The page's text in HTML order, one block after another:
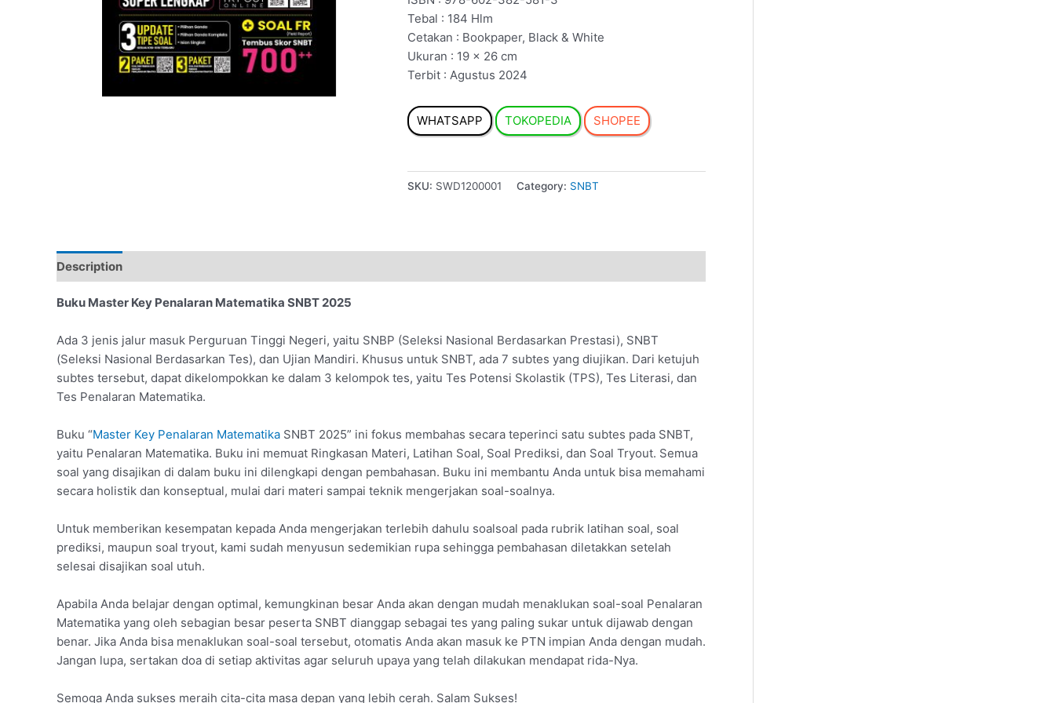
Tebal : 184 Hlm
Cetakan : Bookpaper, Black & White
Ukuran : 19 × 26 cm
Terbit : Agustus 2024
WHATSAPP TOKOPEDIA SHOPEE
SKU: SWD1200001 Category: SNBT
Description
Buku Master Key Penalaran Matematika SNBT 2025
Ada 3 jenis jalur masuk Perguruan Tinggi Negeri, yaitu SNBP (Seleksi Nasional Berdasarkan Prestasi), SNBT
(Seleksi Nasional Berdasarkan Tes), dan Ujian Mandiri. Khusus untuk SNBT, ada 7 subtes yang diujikan. Dari ketujuh
subtes tersebut, dapat dikelompokkan ke dalam 3 kelompok tes, yaitu Tes Potensi Skolastik (TPS), Tes Literasi, dan
Tes Penalaran Matematika.
Buku “Master Key Penalaran Matematika SNBT 2025” ini fokus membahas secara teperinci satu subtes pada SNBT,
yaitu Penalaran Matematika. Buku ini memuat Ringkasan Materi, Latihan Soal, Soal Prediksi, dan Soal Tryout. Semua
soal yang disajikan di dalam buku ini dilengkapi dengan pembahasan. Buku ini membantu Anda untuk bisa memahami
secara holistik dan konseptual, mulai dari materi sampai teknik mengerjakan soal-soalnya.
Untuk memberikan kesempatan kepada Anda mengerjakan terlebih dahulu soalsoal pada rubrik latihan soal, soal
prediksi, maupun soal tryout, kami sudah menyusun sedemikian rupa sehingga pembahasan diletakkan setelah
selesai disajikan soal utuh.
Apabila Anda belajar dengan optimal, kemungkinan besar Anda akan dengan mudah menaklukan soal-soal Penalaran
Matematika yang oleh sebagian besar peserta SNBT dianggap sebagai tes yang paling sukar untuk dijawab dengan
benar. Jika Anda bisa menaklukan soal-soal tersebut, otomatis Anda akan masuk ke PTN impian Anda dengan mudah.
Jangan lupa, sertakan doa di setiap aktivitas agar seluruh upaya yang telah dilakukan mendapat rida-Nya.
Semoga Anda sukses meraih cita-cita masa depan yang lebih cerah. Salam Sukses!